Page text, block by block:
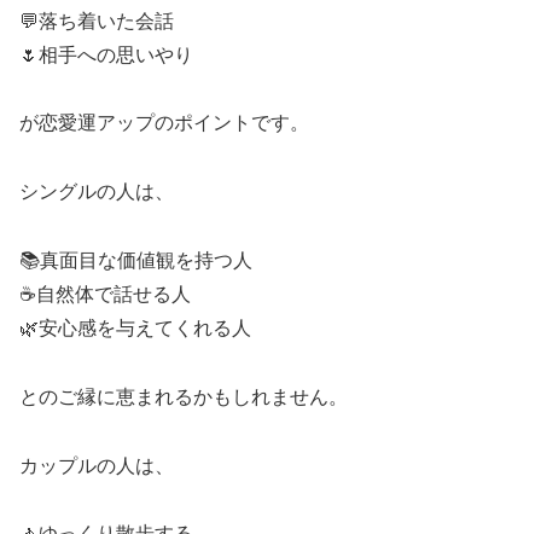
💬落ち着いた会話
🌷相手への思いやり
が恋愛運アップのポイントです。
シングルの人は、
📚真面目な価値観を持つ人
☕自然体で話せる人
🌿安心感を与えてくれる人
とのご縁に恵まれるかもしれません。
カップルの人は、